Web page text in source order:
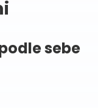
sebe